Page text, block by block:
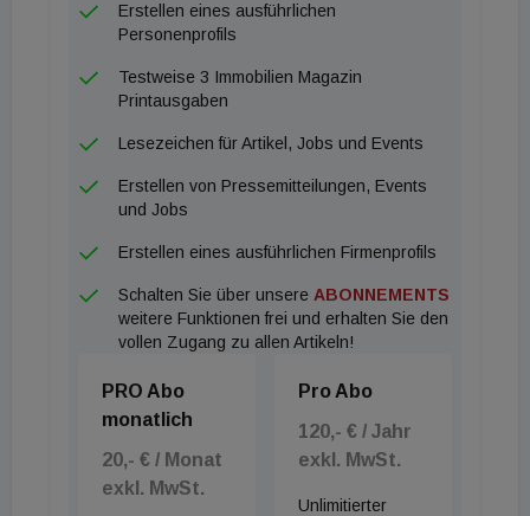
Erstellen eines ausführlichen
Personenprofils
Testweise 3 Immobilien Magazin
Printausgaben
Lesezeichen für Artikel, Jobs und Events
Erstellen von Pressemitteilungen, Events
und Jobs
Erstellen eines ausführlichen Firmenprofils
Schalten Sie über unsere ABONNEMENTS
weitere Funktionen frei und erhalten Sie den
vollen Zugang zu allen Artikeln!
PRO Abo
monatlich
20,- € / Monat
exkl. MwSt.
Pro Abo
120,- € / Jahr
exkl. MwSt.
Unlimitierter